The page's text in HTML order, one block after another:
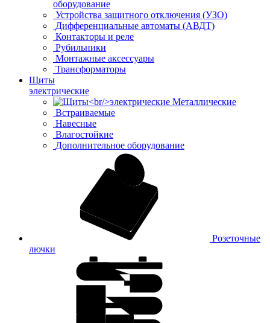
оборудование
Устройства защитного отключения (УЗО)
Дифференциальные автоматы (АВДТ)
Контакторы и реле
Рубильники
Монтажные аксессуары
Трансформаторы
Щиты
электрические
Металлические
Встраиваемые
Навесные
Влагостойкие
Дополнительное оборудование
Розеточные
лючки